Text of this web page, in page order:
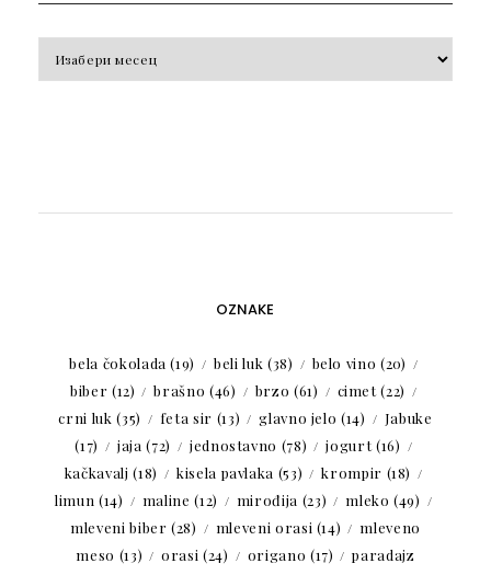
OZNAKE
bela čokolada (19) beli luk (38) belo vino (20)
biber (12) brašno (46) brzo (61) cimet(22)
crni luk (35) feta sir (13) glavno jelo (14)
Jabuke
(17)
jaja (72) jednostavno (78) jogurt(16)
kačkavalj (18) kisela pavlaka (53) krompir (18)
limun (14) maline (12) mirođija (23) mleko (49)
mleveni biber (28) mleveni orasi (14)
mleveno
meso (13) orasi (24) origano (17)
paradajz